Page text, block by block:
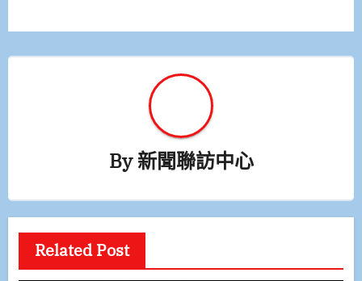
覽
By新聞聯訪中心
Related Post